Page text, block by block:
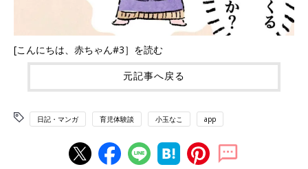
[こんにちは、赤ちゃん#3］を読む
元記事へ戻る
日記・マンガ 育児体験談 小玉なこ app